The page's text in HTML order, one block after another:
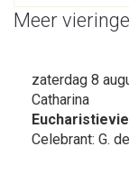
Meer
zaterdag 8
Catharina
Celebrant: G.